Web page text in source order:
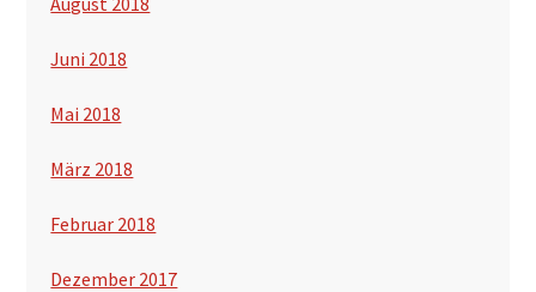
Juni 2018
Mai 2018
März 2018
Februar 2018
Dezember 2017